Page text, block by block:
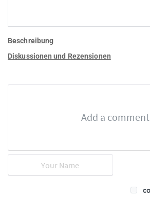
Beschreibung
Diskussionen und Rezensionen